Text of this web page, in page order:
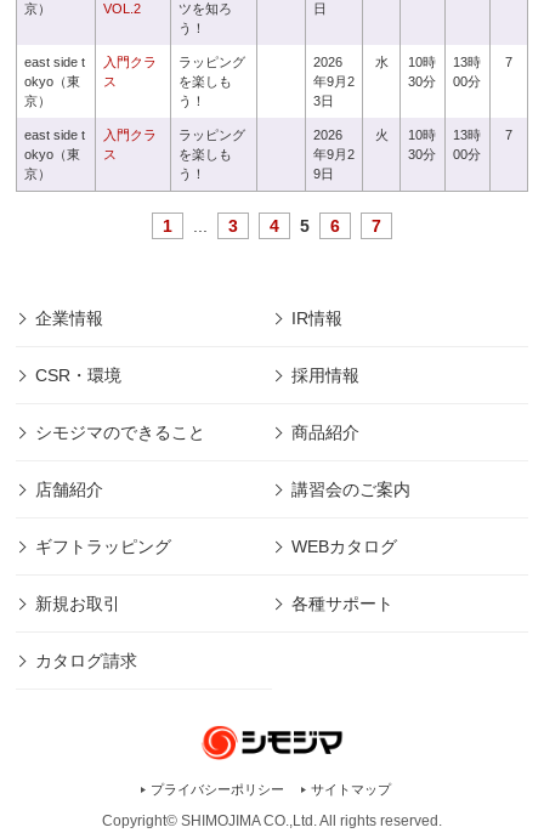
京）
VOL.2
ツを知ろ
う！
日
east side t
okyo（東
京）
入門クラ
ス
ラッピング
を楽しも
う！
2026
年9月2
3日
水
10時
30分
13時
00分
7
east side t
okyo（東
京）
入門クラ
ス
ラッピング
を楽しも
う！
2026
年9月2
9日
火
10時
30分
13時
00分
7
1 3 4 5 6 7
企業情報 IR情報
CSR・環境 採用情報
シモジマのできること 商品紹介
店舗紹介 講習会のご案内
ギフトラッピング WEBカタログ
新規お取引 各種サポート
カタログ請求
プライバシーポリシー サイトマップ
Copyright© SHIMOJIMA CO.,Ltd. All rights reserved.